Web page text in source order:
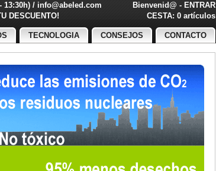
13:30h) / info@abeled.com Bienvenid@ - ENTRAR
TU DESCUENTO!
CESTA: 0 artículos
TECNOLOGIA CONSEJOS CONTACTO